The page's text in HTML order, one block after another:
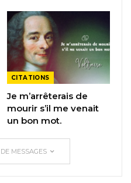
CITATIONS
Je m’arrêterais de
mourir s’il me venait
un bon mot.
MESSAGES